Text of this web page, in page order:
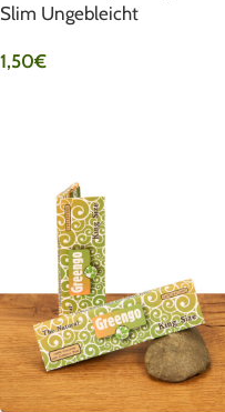
Slim Ungebleicht
1,50€